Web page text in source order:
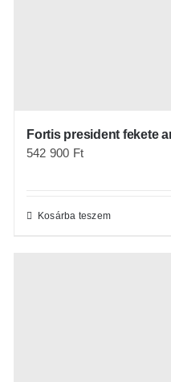
Fortis president fekete
542 900 Ft
Kosárba teszem